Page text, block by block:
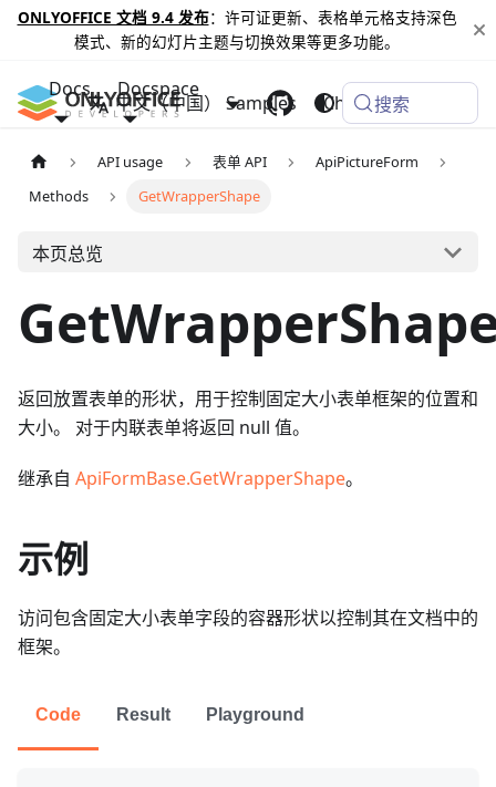
ONLYOFFICE 文档 9.4 发布：许可证更新、表格单元格支持深色
模式、新的幻灯片主题与切换效果等更多功能。
Docs Docspace
Samples Changelog
中文（中国） 搜索
API usage 表单 API
ApiPictureForm
Methods
GetWrapperShape
本页总览
返回放置表单的形状，用于控制固定大小表单框架的位置和
大小。 对于内联表单将返回 null 值。
继承自 ApiFormBase.GetWrapperShape。
示例
访问包含固定大小表单字段的容器形状以控制其在文档中的
框架。
Code Result Playground